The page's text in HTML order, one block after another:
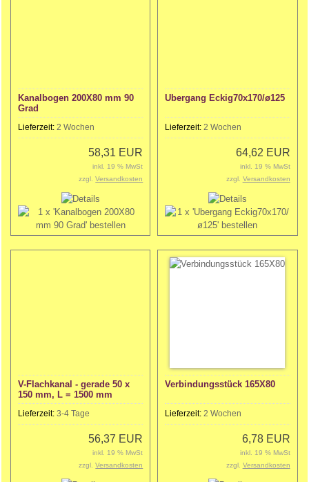
Kanalbogen 200X80 mm 90
Grad
Lieferzeit: 2 Wochen
58,31 EUR
inkl. 19 % MwSt
zzgl.Versandkosten
Ubergang Eckig70x170/ø125
Lieferzeit:2 Wochen
64,62 EUR
inkl. 19 % MwSt
zzgl. Versandkosten
V-Flachkanal - gerade 50 x
150 mm, L = 1500 mm
Lieferzeit: 3-4 Tage
56,37 EUR
inkl. 19 % MwSt
zzgl.Versandkosten
Verbindungsstück 165X80
Lieferzeit:2 Wochen
6,78 EUR
inkl. 19 % MwSt
zzgl. Versandkosten